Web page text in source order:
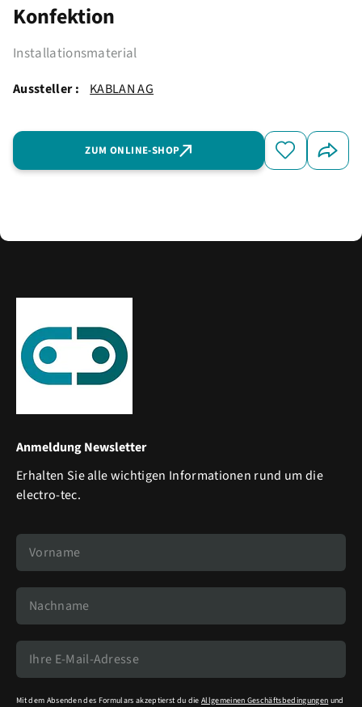
Konfektion
Installationsmaterial
Aussteller : KABLAN AG
ZUM ONLINE-SHOP
Anmeldung Newsletter
Erhalten Sie alle wichtigen Informationen rund um die
electro-tec.
Mit dem Absenden des Formulars akzeptierst du dieAllgemeinen Geschäftsbedingungen und